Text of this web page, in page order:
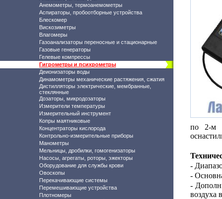
Анемометры, термоанемометры
Аспираторы, пробоотборные устройства
Блескомер
Вискозиметры
Влагомеры
Газоанализаторы переносные и стационарные
Газовые генераторы
Гелевые компрессы
Гигрометры и психрометры
Деионизаторы воды
Динамометры механические растяжения, сжатия
Дистилляторы электрические, мембранные,
стеклянные
Дозаторы, микродозаторы
Измерители температуры
Измерительный инструмент
Копры маятниковые
Концентраторы кислорода
Контрольно-измерительные приборы
Манометры
Мельницы, дробилки, гомогенизаторы
Насосы, агрегаты, роторы, эжекторы
Оборудование для службы крови
Овоскопы
Перекачивающие системы
Перемешивающие устройства
Плотномеры
по 2-м
-
-
-
воздуха